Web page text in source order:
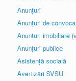
Anunțuri
Anunțuri de
Anunturi imobiliare
Anunțuri publice
Asistență socială
Avertizări SVSU